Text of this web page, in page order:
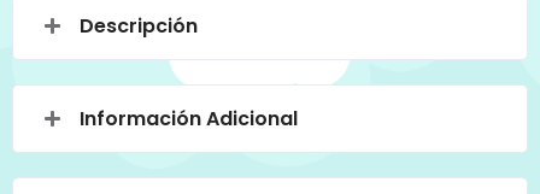
Descripción
Información Adicional